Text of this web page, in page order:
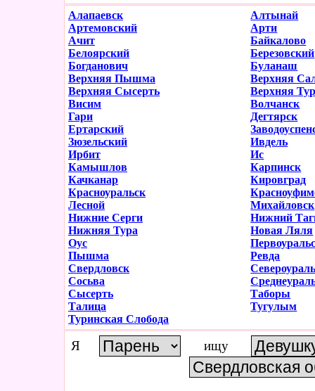
Алапаевск
Алтынай
Артемовский
Арти
Ачит
Байкалово
Белоярский
Березовский
Богданович
Буланаш
Верхняя Пышма
Верхняя
Верхняя Сысерть
Верхняя
Висим
Волчанск
Гари
Дегтярск
Ертарский
Зюзельский
Ивдель
Ирбит
Ис
Камышлов
Карпинск
Качканар
Кировград
Красноуральск
Лесной
Михайловск
Нижние Серги
Нижний
Нижняя Тура
Новая Ляля
Оус
Пышма
Ревда
Свердловск
Сосьва
Сысерть
Таборы
Талица
Тугулым
Туринская Слобода
Я ищу